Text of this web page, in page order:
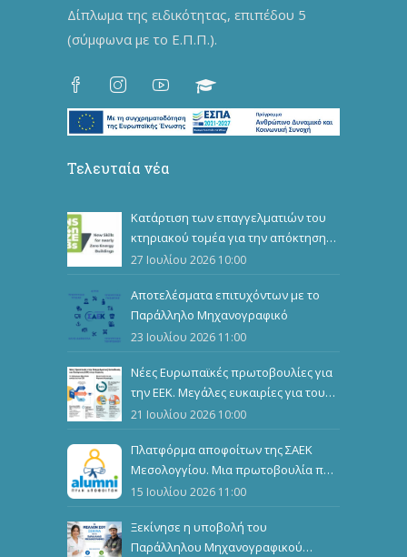
Δίπλωμα της ειδικότητας, επιπέδου 5
(σύμφωνα με το Ε.Π.Π.).
Τελευταία νέα
Κατάρτιση των επαγγελματιών του
κτηριακού τομέα για την απόκτηση
επιπλέον επαγγελματικών
27 Ιουλίου 2026 10:00
Αποτελέσματα επιτυχόντων με το
Παράλληλο Μηχανογραφικό
23 Ιουλίου 2026 11:00
Νέες Ευρωπαϊκές πρωτοβουλίες για
την ΕΕΚ. Μεγάλες ευκαιρίες για τους
καταρτιζόμενους
21 Ιουλίου 2026 10:00
Πλατφόρμα αποφοίτων της ΣΑΕΚ
Μεσολογγίου. Μια πρωτοβουλία που
ενώνει, αναδεικνύει και εμπνέει
15 Ιουλίου 2026 11:00
Ξεκίνησε η υποβολή του
Παράλληλου Μηχανογραφικού